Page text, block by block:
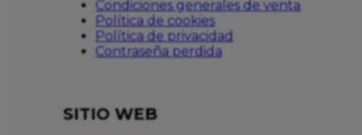
Condiciones generales de venta
Política de cookies
Política de privacidad
Contraseña perdida
SITIO WEB